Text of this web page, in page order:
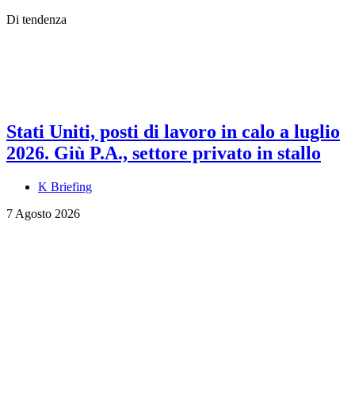
Di tendenza
Stati Uniti, posti di lavoro in calo a luglio
2026. Giù P.A., settore privato in stallo
K Briefing
7 Agosto 2026